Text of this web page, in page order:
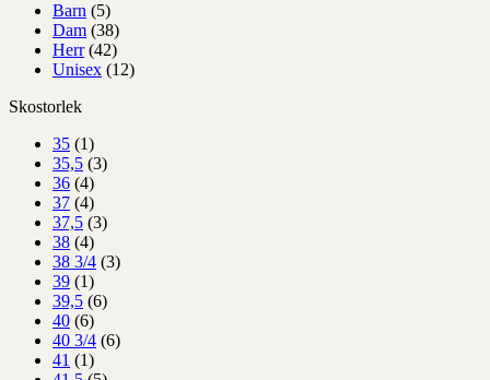
Barn (5)
Dam (38)
Herr (42)
Unisex (12)
Skostorlek
35 (1)
35,5 (3)
36 (4)
37 (4)
37,5 (3)
38 (4)
38 3/4 (3)
39 (1)
39,5 (6)
40 (6)
40 3/4 (6)
41 (1)